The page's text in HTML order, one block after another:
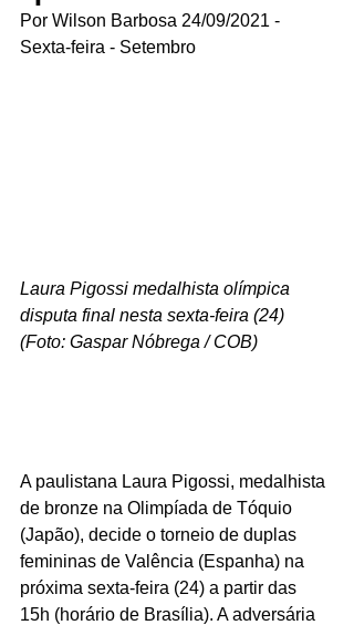
Por Wilson Barbosa 24/09/2021 -
Sexta-feira - Setembro
Laura Pigossi medalhista olímpica
disputa final nesta sexta-feira (24)
(Foto: Gaspar Nóbrega / COB)
A paulistana Laura Pigossi, medalhista
de bronze na Olimpíada de Tóquio
(Japão), decide o torneio de duplas
femininas de Valência (Espanha) na
próxima sexta-feira (24) a partir das
15h (horário de Brasília). A adversária